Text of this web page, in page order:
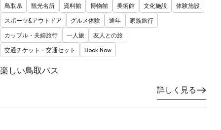
鳥取県 観光名所 資料館 博物館 美術館 文化施設
体験施設
スポーツ&アウトドア
グルメ体験 通年
家族旅行
カップル・夫婦旅行
一人旅
友人との旅
交通チケット・交通セット
Book Now
楽しい鳥取パス
詳しく見る